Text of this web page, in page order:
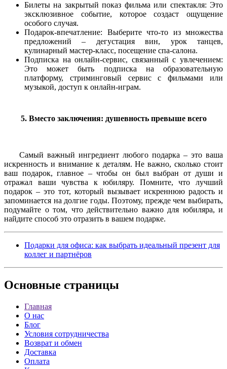
Билеты на закрытый показ фильма или спектакля: Это
эксклюзивное событие, которое создаст ощущение
особого случая.
Подарок-впечатление: Выберите что-то из множества
предложений – дегустация вин, урок танцев,
кулинарный мастер-класс, посещение спа-салона.
Подписка на онлайн-сервис, связанный с увлечением:
Это может быть подписка на образовательную
платформу, стриминговый сервис с фильмами или
музыкой, доступ к онлайн-играм.
5. Вместо заключения: душевность превыше всего
Самый важный ингредиент любого подарка – это ваша
искренность и внимание к деталям. Не важно, сколько стоит
ваш подарок, главное – чтобы он был выбран от души и
отражал ваши чувства к юбиляру. Помните, что лучший
подарок – это тот, который вызывает искреннюю радость и
запоминается на долгие годы. Поэтому, прежде чем выбирать,
подумайте о том, что действительно важно для юбиляра, и
найдите способ это отразить в вашем подарке.
Подарки для офиса: как выбрать идеальный презент для
коллег и партнёров
Основные страницы
Главная
О нас
Блог
Условия сотрудничества
Возврат и обмен
Доставка
Оплата